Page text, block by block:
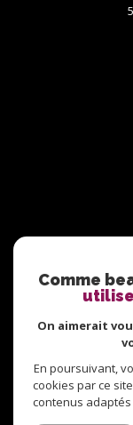
© 2026 |
Comme
On aimerait
En poursuivant,
cookies par ce
contenus